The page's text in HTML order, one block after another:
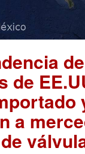
de
a